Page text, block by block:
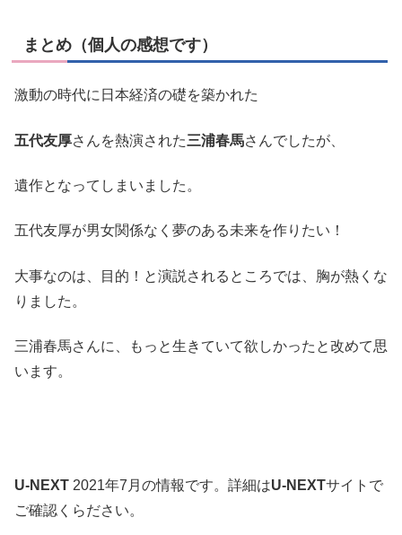
まとめ（個人の感想です）
激動の時代に日本経済の礎を築かれた
五代友厚さんを熱演された三浦春馬さんでしたが、
遺作となってしまいました。
五代友厚が男女関係なく夢のある未来を作りたい！
大事なのは、目的！と演説されるところでは、胸が熱くな
りました。
三浦春馬さんに、もっと生きていて欲しかったと改めて思
います。
U-NEXT 2021年7月の情報です。詳細はU-NEXTサイトで
ご確認くらださい。